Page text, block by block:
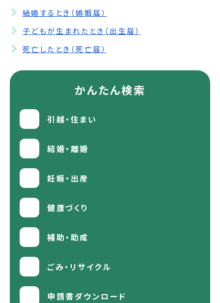
結婚するとき（婚姻届）
子どもが生まれたとき（出生届）
死亡したとき（死亡届）
かんたん検索
引越・住まい
結婚・離婚
妊娠・出産
健康づくり
補助・助成
ごみ・リサイクル
申請書ダウンロード